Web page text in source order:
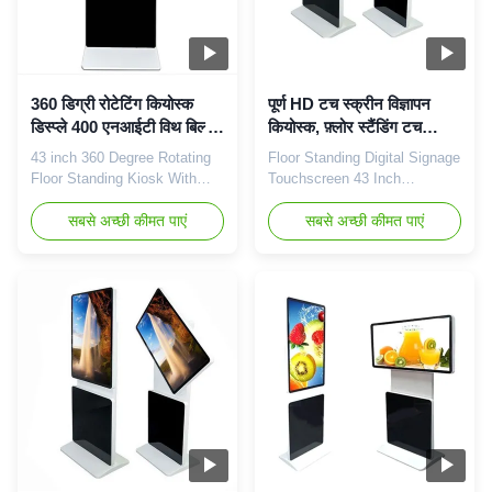
360 डिग्री रोटेटिंग कियोस्क
डिस्प्ले 400 एनआईटी विथ बिल्ट
इन वेंटिलेशन सिस्टम
43 inch 360 Degree Rotating
Floor Standing Kiosk With
Built In Ventilation System 43
inch floor standing LCD
advertising screen
inch LCD screen DIsplay Area
941.2*529.4mm(H*V) Show
ratio 16:9 Backlight LED
backlight Resolution
1920*1080 Color 16.7M (8bit)
Brightness 350 ...
सबसे अच्छी कीमत पाएं
पूर्ण HD टच स्क्रीन विज्ञापन
कियोस्क, फ़्लोर स्टैंडिंग टच
स्क्रीन कियॉस्क
Floor Standing Digital Signage
Touchscreen 43 Inch
Advertising Player Key
features: 1, 43" Full HD and
400nits LCD digital signage 2,
3, IR touch screen 2/4/6/10
points for optional . 4, Outer
case color optional: black,
silver or customized ...
सबसे अच्छी कीमत पाएं